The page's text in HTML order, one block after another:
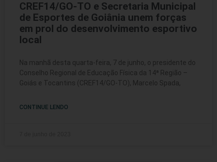
CREF14/GO-TO e Secretaria Municipal
de Esportes de Goiânia unem forças
em prol do desenvolvimento esportivo
local
Na manhã desta quarta-feira, 7 de junho, o presidente do
Conselho Regional de Educação Física da 14ª Região –
Goiás e Tocantins (CREF14/GO-TO), Marcelo Spada,
CONTINUE LENDO